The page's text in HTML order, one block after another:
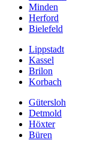
Minden
Herford
Bielefeld
Lippstadt
Kassel
Brilon
Korbach
Gütersloh
Detmold
Höxter
Büren